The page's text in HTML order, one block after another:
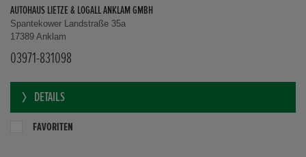
AUTOHAUS LIETZE & LOGALL ANKLAM GMBH
Spantekower Landstraße 35a
17389 Anklam
03971-831098
DETAILS
FAVORITEN